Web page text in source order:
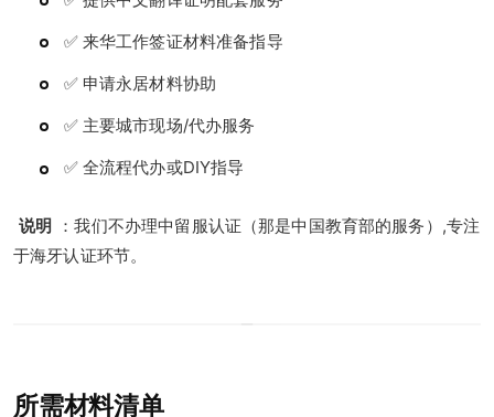
✅ 来华工作签证材料准备指导
✅ 申请永居材料协助
✅ 主要城市现场/代办服务
✅ 全流程代办或DIY指导
说明
：我们不办理中留服认证（那是中国教育部的服务）,专注
于海牙认证环节。
所需材料清单